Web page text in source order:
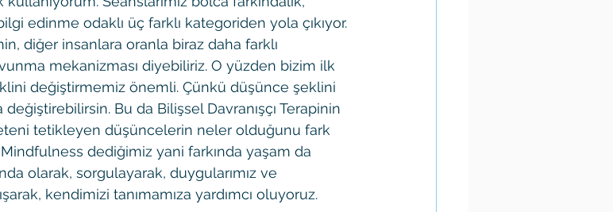
edinme odaklı üç farklı kategoriden yola çıkıyor.
diğer insanlara oranla biraz daha farklı
mekanizması diyebiliriz. O yüzden bizim ilk
değiştirmemiz önemli. Çünkü düşünce şeklini
Bu da Bilişsel Davranışçı Terapinin
tetikleyen düşüncelerin neler olduğunu fark
dediğimiz yani farkında yaşam da
olarak, sorgulayarak, duygularımız ve
kendimizi tanımamıza yardımcı oluyoruz.